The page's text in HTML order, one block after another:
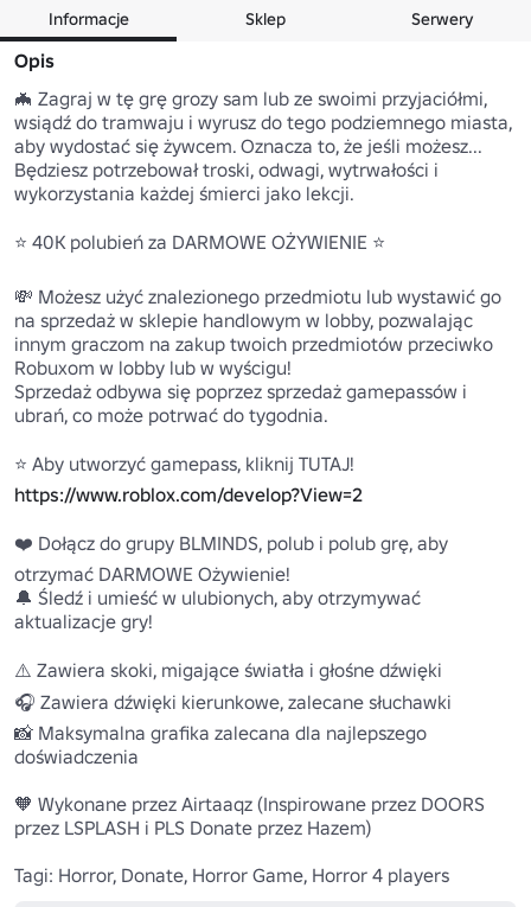
Informacje Sklep Serwery
Opis
🦇 Zagraj w tę grę grozy sam lub ze swoimi przyjaciółmi,
wsiądź do tramwaju i wyrusz do tego podziemnego miasta,
aby wydostać się żywcem. Oznacza to, że jeśli możesz...
Będziesz potrzebował troski, odwagi, wytrwałości i
wykorzystania każdej śmierci jako lekcji.
⭐ 40K polubień za DARMOWE OŻYWIENIE ⭐
💸 Możesz użyć znalezionego przedmiotu lub wystawić go
na sprzedaż w sklepie handlowym w lobby, pozwalając
innym graczom na zakup twoich przedmiotów przeciwko
Robuxom w lobby lub w wyścigu!
Sprzedaż odbywa się poprzez sprzedaż gamepassów i
ubrań, co może potrwać do tygodnia.
https://www.roblox.com/develop?View=2
❤️ Dołącz do grupy BLMINDS, polub i polub grę, aby
otrzymać DARMOWE Ożywienie!
🔔 Śledź i umieść w ulubionych, aby otrzymywać
aktualizacje gry!
⚠️ Zawiera skoki, migające światła i głośne dźwięki
🎧 Zawiera dźwięki kierunkowe, zalecane słuchawki
📸 Maksymalna grafika zalecana dla najlepszego
doświadczenia
🧡 Wykonane przez Airtaaqz (Inspirowane przez DOORS
przez LSPLASH i PLS Donate przez Hazem)
Tagi: Horror, Donate, Horror Game, Horror 4 players